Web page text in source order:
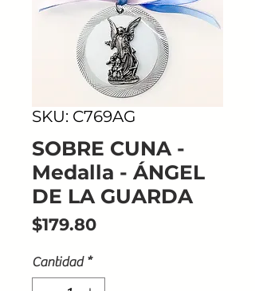
SKU: C769AG
SOBRE CUNA -
Medalla - ÁNGEL
DE LA GUARDA
$179.80Precio
Cantidad *